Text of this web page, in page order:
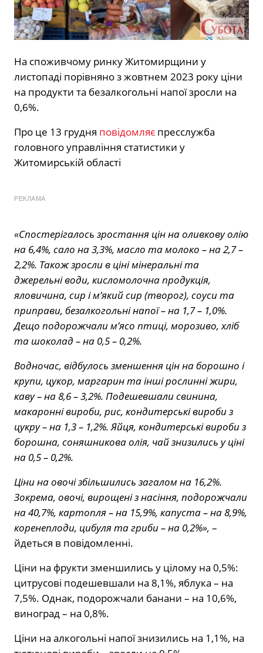
На споживчому ринку Житомирщини у
листопаді порівняно з жовтнем 2023 року ціни
на продукти та безалкогольні напої зросли на
0,6%.
Про це 13 грудня повідомляє пресслужба
головного управління статистики у
Житомирській області
РЕКЛАМА
«Спостерігалось зростання цін на оливкову олію
на 6,4%, сало на 3,3%, масло та молоко – на 2,7 –
2,2%. Також зросли в ціні мінеральні та
джерельні води, кисломолочна продукція,
яловичина, сир і м’який сир (творог), соуси та
приправи, безалкогольні напої – на 1,7 – 1,0%.
Дещо подорожчали м’ясо птиці, морозиво, хліб
та шоколад – на 0,5 – 0,2%.
Водночас, відбулось зменшення цін на борошно і
крупи, цукор, маргарин та інші рослинні жири,
каву – на 8,6 – 3,2%. Поде­шевшали свинина,
макаронні вироби, рис, кондитерські вироби з
цукру – на 1,3 – 1,2%. Яйця, кондитерські вироби з
борошна, соняш­никова олія, чай знизились у ціні
на 0,5 – 0,2%.
Ціни на овочі збільшились загалом на 16,2%.
Зокрема, овочі, вирощені з насіння, подорожчали
на 40,7%, картопля – на 15,9%, капуста – на 8,9%,
коренеплоди, цибуля та гриби – на 0,2%», –
йдеться в повідомленні.
Ціни на фрукти зменшились у цілому на 0,5%:
цитрусові подешевшали на 8,1%, яблука – на
7,5%. Однак, подорожчали банани – на 10,6%,
виноград – на 0,8%.
Ціни на алкогольні напої знизились на 1,1%, на